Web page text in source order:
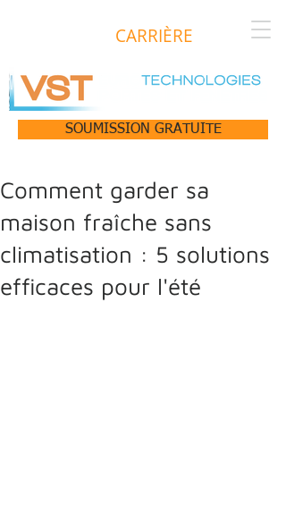
CARRIÈRE
SOUMISSION GRATUITE
Comment garder sa
maison fraîche sans
climatisation : 5 solutions
efficaces pour l'été